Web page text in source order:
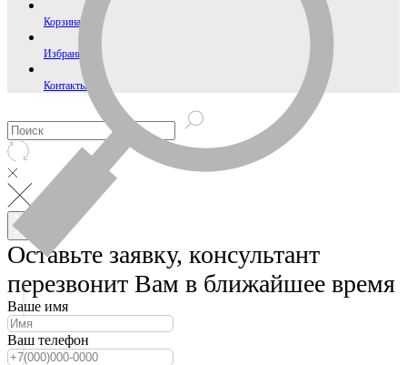
Корзина
Избранное
Контакты
Оставьте заявку, консультант
перезвонит Вам в ближайшее время
Ваше имя
Ваш телефон